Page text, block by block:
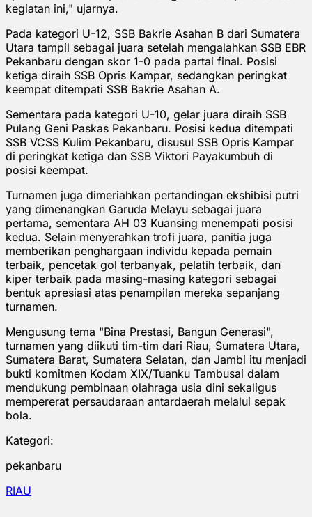
kegiatan ini," ujarnya.
Pada kategori U-12, SSB Bakrie Asahan B dari Sumatera
Utara tampil sebagai juara setelah mengalahkan SSB EBR
Pekanbaru dengan skor 1-0 pada partai final. Posisi
ketiga diraih SSB Opris Kampar, sedangkan peringkat
keempat ditempati SSB Bakrie Asahan A.
Sementara pada kategori U-10, gelar juara diraih SSB
Pulang Geni Paskas Pekanbaru. Posisi kedua ditempati
SSB VCSS Kulim Pekanbaru, disusul SSB Opris Kampar
di peringkat ketiga dan SSB Viktori Payakumbuh di
posisi keempat.
Turnamen juga dimeriahkan pertandingan ekshibisi putri
yang dimenangkan Garuda Melayu sebagai juara
pertama, sementara AH 03 Kuansing menempati posisi
kedua. Selain menyerahkan trofi juara, panitia juga
memberikan penghargaan individu kepada pemain
terbaik, pencetak gol terbanyak, pelatih terbaik, dan
kiper terbaik pada masing-masing kategori sebagai
bentuk apresiasi atas penampilan mereka sepanjang
turnamen.
Mengusung tema "Bina Prestasi, Bangun Generasi",
turnamen yang diikuti tim-tim dari Riau, Sumatera Utara,
Sumatera Barat, Sumatera Selatan, dan Jambi itu menjadi
bukti komitmen Kodam XIX/Tuanku Tambusai dalam
mendukung pembinaan olahraga usia dini sekaligus
mempererat persaudaraan antardaerah melalui sepak
bola.
Kategori:
pekanbaru
RIAU